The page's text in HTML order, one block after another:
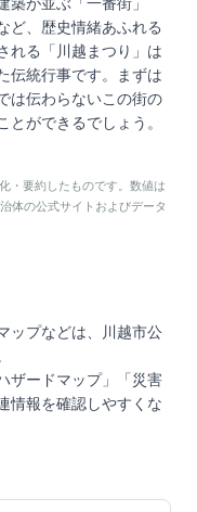
ど、歴史情緒あふれる
れる「川越まつり」は
伝統行事です。まずは
は伝わらないこの街の
ができるでしょう。
・要約したものです。数値は
体の公式サイトおよびデータ
ップなどは、 川越市公
ザードマップ」「災害
情報を確認しやすくな